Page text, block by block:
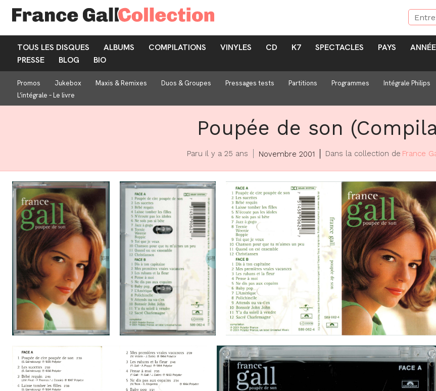
TOUS LES DISQUES ALBUMS COMPILATIONS VINYLES CD K7 SPECTACLES PAYS
PRESSE
BLOG BIO
Promos Jukebox Maxis & Remixes Duos & Groupes Pressages tests Partitions Programmes Intégrale Philips
L’intégrale – Le livre
Poupée de son
Paru il y a 25 ans Novembre 2001 Dans la collection de France